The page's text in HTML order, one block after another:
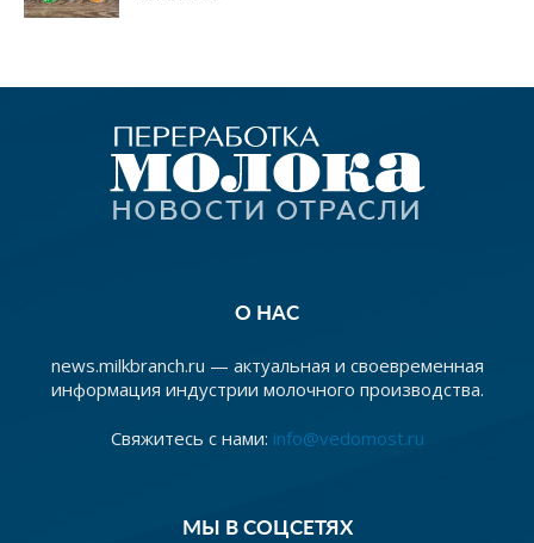
О НАС
news.milkbranch.ru — актуальная и своевременная
информация индустрии молочного производства.
Свяжитесь с нами: info@vedomost.ru
МЫ В СОЦСЕТЯХ